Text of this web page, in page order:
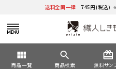
送料全国一律 745円(税込)
view_module
商品一覧
search
商品検索
card_giftcard
無料サン